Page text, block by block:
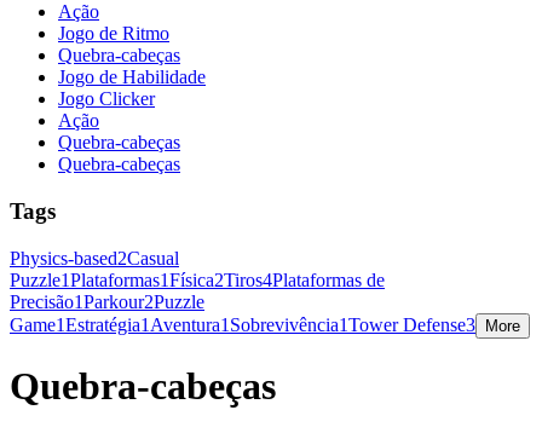
Ação
Jogo de Ritmo
Quebra-cabeças
Jogo de Habilidade
Jogo Clicker
Ação
Quebra-cabeças
Quebra-cabeças
Tags
Physics-based2Casual
Puzzle1Plataformas1Física2Tiros4Plataformas de
Precisão1Parkour2Puzzle
Game1Estratégia1 Aventura1 Sobrevivência1Tower Defense3 More
Quebra-cabeças